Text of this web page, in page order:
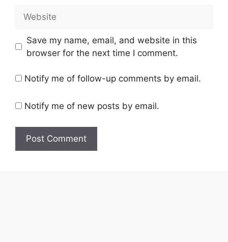
Save my name, email, and website in this
browser for the next time I comment.
Notify me of follow-up comments by email.
Notify me of new posts by email.